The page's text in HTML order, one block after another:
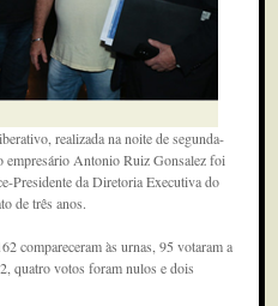
realizada na noite de segunda-
empresário Antonio Ruiz Gonsalez foi
Presidente da Diretoria Executiva do
de três anos.
compareceram às urnas, 95 votaram a
quatro votos foram nulos e dois